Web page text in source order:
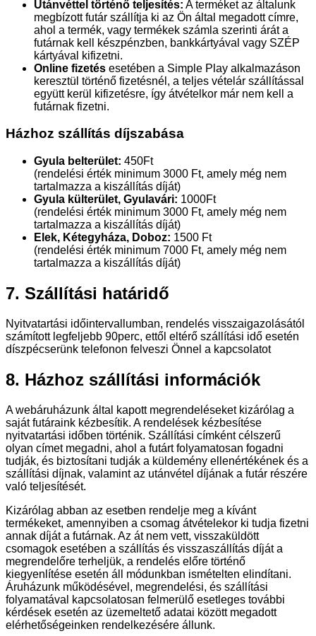
Utánvéttel történő teljesítés: A terméket az általunk
megbízott futár szállítja ki az Ön által megadott címre,
ahol a termék, vagy termékek számla szerinti árát a
futárnak kell készpénzben, bankkártyával vagy SZÉP
kártyával kifizetni.
Online fizetés esetében a Simple Play alkalmazáson
keresztül történő fizetésnél, a teljes vételár szállítással
együtt kerül kifizetésre, így átvételkor már nem kell a
futárnak fizetni.
Házhoz szállítás díjszabása
Gyula belterület: 450Ft
(rendelési érték minimum 3000 Ft, amely még nem
tartalmazza a kiszállítás díját)
Gyula külterület, Gyulavári: 1000Ft
(rendelési érték minimum 3000 Ft, amely még nem
tartalmazza a kiszállítás díját)
Elek, Kétegyháza, Doboz: 1500 Ft
(rendelési érték minimum 7000 Ft, amely még nem
tartalmazza a kiszállítás díját)
7. Szállítási határidő
Nyitvatartási időintervallumban, rendelés visszaigazolásától
számított legfeljebb 90perc, ettől eltérő szállítási idő esetén
díszpécserünk telefonon felveszi Önnel a kapcsolatot
8. Házhoz szállítási információk
A webáruházunk által kapott megrendeléseket kizárólag a
saját futáraink kézbesítik. A rendelések kézbesítése
nyitvatartási időben történik. Szállítási címként célszerű
olyan címet megadni, ahol a futárt folyamatosan fogadni
tudják, és biztosítani tudják a küldemény ellenértékének és a
szállítási díjnak, valamint az utánvétel díjának a futár részére
való teljesítését.
Kizárólag abban az esetben rendelje meg a kívánt
termékeket, amennyiben a csomag átvételekor ki tudja fizetni
annak díját a futárnak. Az át nem vett, visszaküldött
csomagok esetében a szállítás és visszaszállítás díját a
megrendelőre terheljük, a rendelés előre történő
kiegyenlítése esetén áll módunkban ismételten elindítani.
Áruházunk működésével, megrendelési, és szállítási
folyamatával kapcsolatosan felmerülő esetleges további
kérdések esetén az üzemeltető adatai között megadott
elérhetőségeinken rendelkezésére állunk.